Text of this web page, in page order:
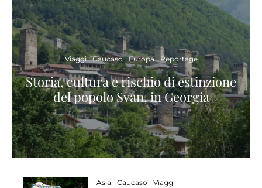
Viaggi Caucaso Europa Reportage
Storia, cultura e rischio di estinzione
del popolo Svan, in Georgia
Asia Caucaso Viaggi